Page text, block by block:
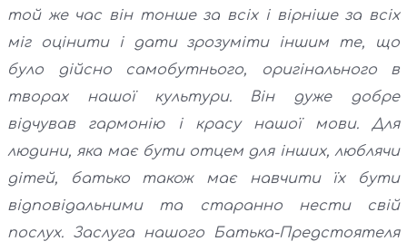
той же час він тонше за всіх і вірніше за всіх
міг оцінити і дати зрозуміти іншим те, що
було дійсно самобутнього, оригінального в
творах нашої культури. Він дуже добре
відчував гармонію і красу нашої мови. Для
людини, яка має бути отцем для інших, люблячи
дітей, батько також має навчити їх бути
відповідальними та старанно нести свій
послух. Заслуга нашого Батька-Предстоятеля